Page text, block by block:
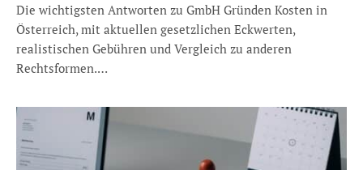
Die wichtigsten Antworten zu GmbH Gründen Kosten in
Österreich, mit aktuellen gesetzlichen Eckwerten,
realistischen Gebühren und Vergleich zu anderen
Rechtsformen.…